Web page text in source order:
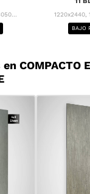
1220x2440,
BAJO
COMPACTO